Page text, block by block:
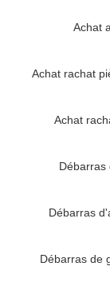
Achat
Achat rachat
Achat
Débarras
Débarras
Débarras de